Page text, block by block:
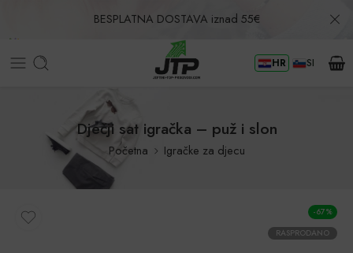
BESPLATNA DOSTAVA iznad 55€
Povrat u roku od 30 dana! HR SI
Dječji sat igračka – puž i slon
Početna Igračke za djecu
-67%
RASPRODANO